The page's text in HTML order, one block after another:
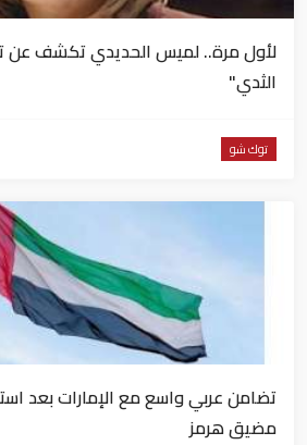
لأول مرة.. لميس الحديدي تكشف عن
الثدي"
توك شو
تضامن عربي واسع مع الإمارات بعد
مضيق هرمز